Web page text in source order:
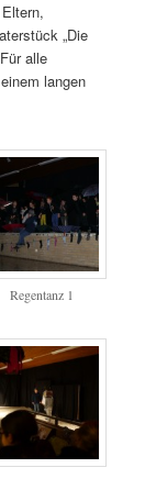
„Die
alle
langen
Regentanz 1